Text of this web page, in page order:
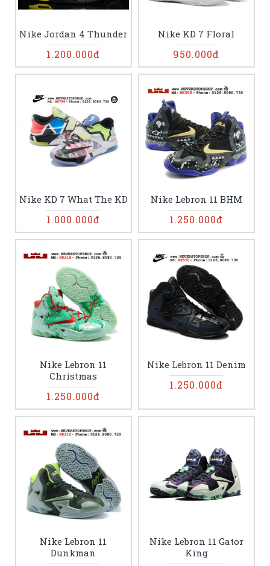
Nike Jordan 4 Thunder
1.200.000đ
Nike KD 7 Floral
950.000đ
Nike KD 7 What The KD
1.000.000đ
Nike Lebron 11 BHM
1.250.000đ
Nike Lebron 11
Christmas
1.250.000đ
Nike Lebron 11 Denim
1.250.000đ
Nike Lebron 11
Dunkman
Nike Lebron 11 Gator
King